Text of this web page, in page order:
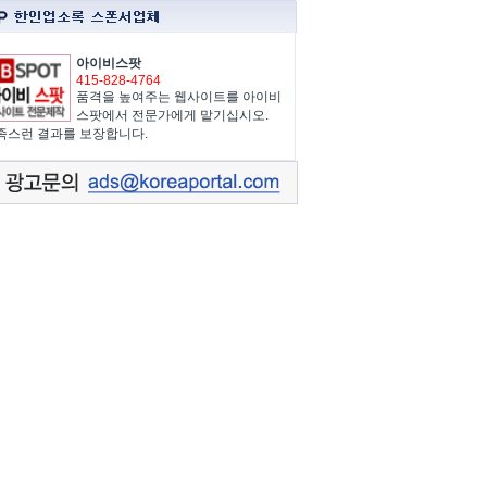
아이비스팟
415-828-4764
품격을 높여주는 웹사이트를 아이비
스팟에서 전문가에게 맡기십시오.
스런 결과를 보장합니다.